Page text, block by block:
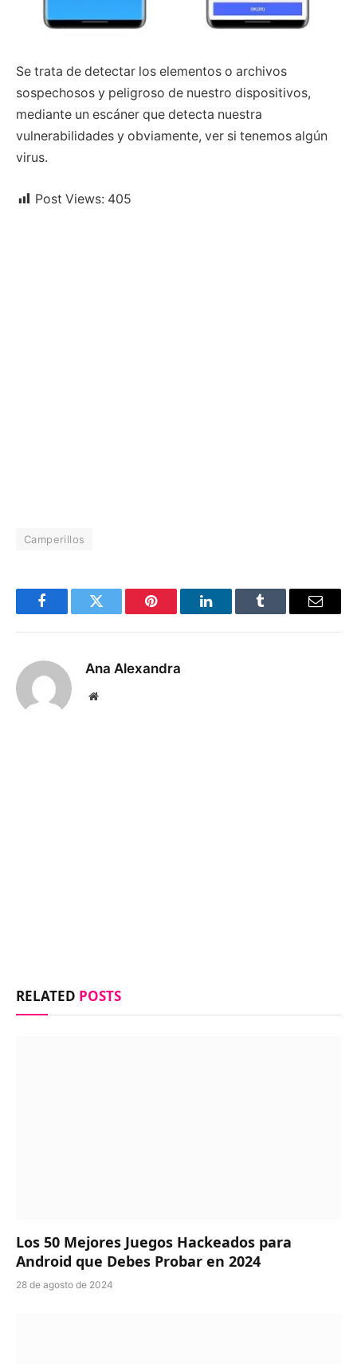
Se trata de detectar los elementos o archivos
sospechosos y peligroso de nuestro dispositivos,
mediante un escáner que detecta nuestra
vulnerabilidades y obviamente, ver si tenemos algún
virus.
Post Views: 405
Camperillos
FacebookTwitter Pinterest LinkedInTumblr Email
Ana Alexandra
Website
RELATED POSTS
Los 50 Mejores Juegos Hackeados para
Android que Debes Probar en 2024
28 de agosto de 2024